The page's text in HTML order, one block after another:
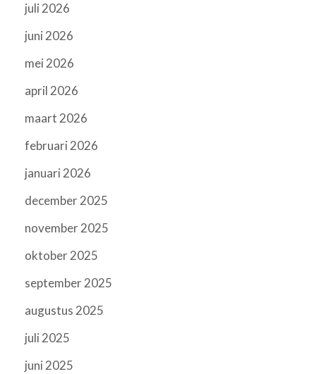
juli 2026
juni 2026
mei 2026
april 2026
maart 2026
februari 2026
januari 2026
december 2025
november 2025
oktober 2025
september 2025
augustus 2025
juli 2025
juni 2025